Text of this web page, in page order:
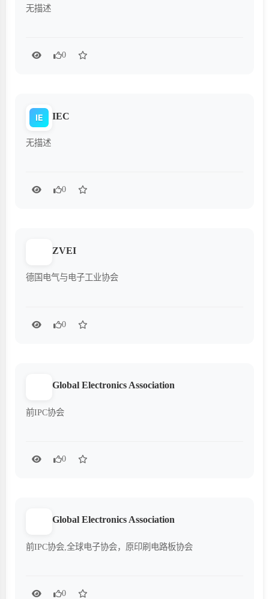
无描述
0
IE IEC
无描述
0
ZVEI
德国电气与电子工业协会
0
Global Electronics Association
前IPC协会
0
Global Electronics Association
前IPC协会,全球电子协会，原印刷电路板协会
0